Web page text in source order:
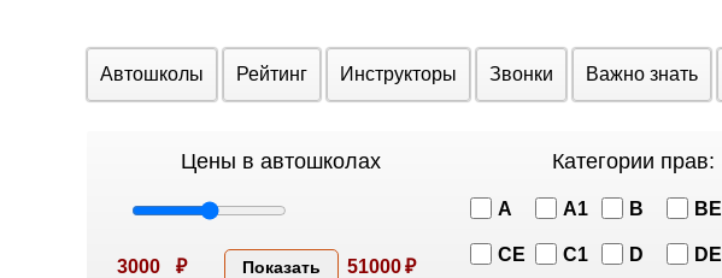
Автошколы Рейтинг Инструкторы Звонки Важно знать
Цены в автошколах
3000 ₽ Показать 51000 ₽
Категории прав:
A A1 B BE
CE C1 D DE